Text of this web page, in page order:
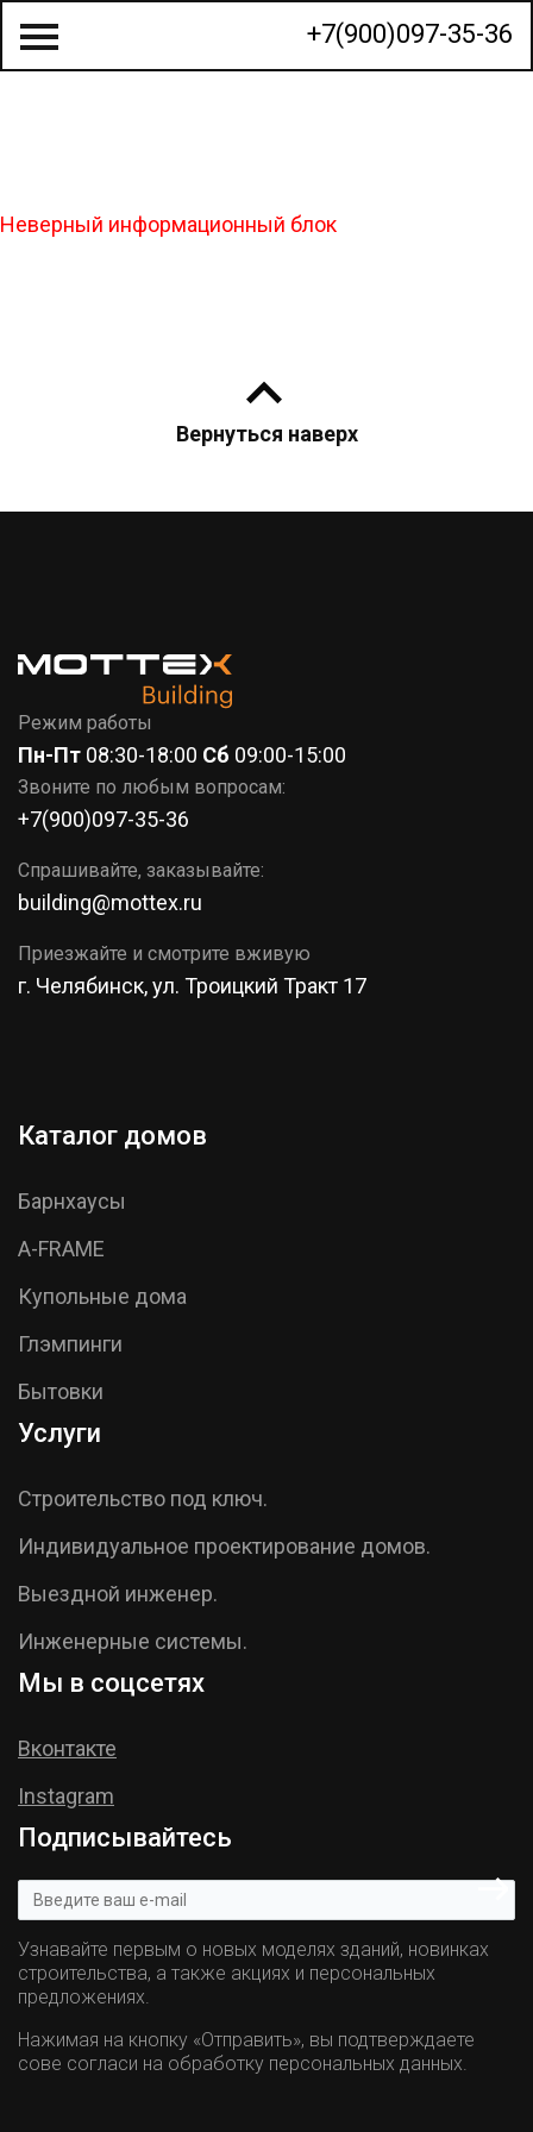
+7(900)097-35-36
СТРОИТЕЛЬСТВО ДОМОВ
Неверный информационный блок
Вернуться наверх
Режим работы
Пн-Пт 08:30-18:00 Сб 09:00-15:00
Звоните по любым вопросам:
+7(900)097-35-36
Спрашивайте, заказывайте:
building@mottex.ru
Приезжайте и смотрите вживую
г. Челябинск, ул. Троицкий Тракт 17
Каталог домов
Барнхаусы
A-FRAME
Купольные дома
Глэмпинги
Бытовки
Услуги
Строительство под ключ.
Индивидуальное проектирование домов.
Выездной инженер.
Инженерные системы.
Мы в соцсетях
Вконтакте
Instagram
Подписывайтесь
Узнавайте первым о новых моделях зданий, новинках
строительства, а также акциях и персональных
предложениях.
Нажимая на кнопку «Отправить», вы подтверждаете
сове согласи на обработку персональных данных.